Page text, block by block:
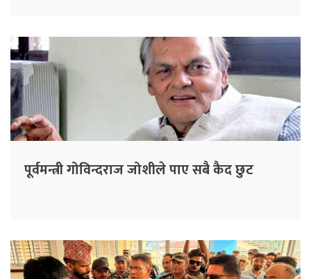
पूर्वमन्त्री गोविन्दराज जोशीले पाए सबै कैद छुट